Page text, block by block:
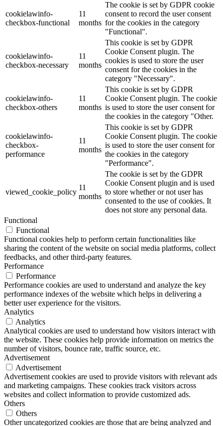
cookielawinfo-
checkbox-functional
11
months
The cookie is set by GDPR cookie
consent to record the user consent
for the cookies in the category
"Functional".
cookielawinfo-
checkbox-necessary
11
months
This cookie is set by GDPR
Cookie Consent plugin. The
cookies is used to store the user
consent for the cookies in the
category "Necessary".
cookielawinfo-
checkbox-others
11
months
This cookie is set by GDPR
Cookie Consent plugin. The cookie
is used to store the user consent for
the cookies in the category "Other.
cookielawinfo-
checkbox-
performance
11
months
This cookie is set by GDPR
Cookie Consent plugin. The cookie
is used to store the user consent for
the cookies in the category
"Performance".
viewed_cookie_policy
11
months
The cookie is set by the GDPR
Cookie Consent plugin and is used
to store whether or not user has
consented to the use of cookies. It
does not store any personal data.
Functional
Functional
Functional cookies help to perform certain functionalities like
sharing the content of the website on social media platforms, collect
feedbacks, and other third-party features.
Performance
Performance
Performance cookies are used to understand and analyze the key
performance indexes of the website which helps in delivering a
better user experience for the visitors.
Analytics
Analytics
Analytical cookies are used to understand how visitors interact with
the website. These cookies help provide information on metrics the
number of visitors, bounce rate, traffic source, etc.
Advertisement
Advertisement
Advertisement cookies are used to provide visitors with relevant ads
and marketing campaigns. These cookies track visitors across
websites and collect information to provide customized ads.
Others
Others
Other uncategorized cookies are those that are being analyzed and